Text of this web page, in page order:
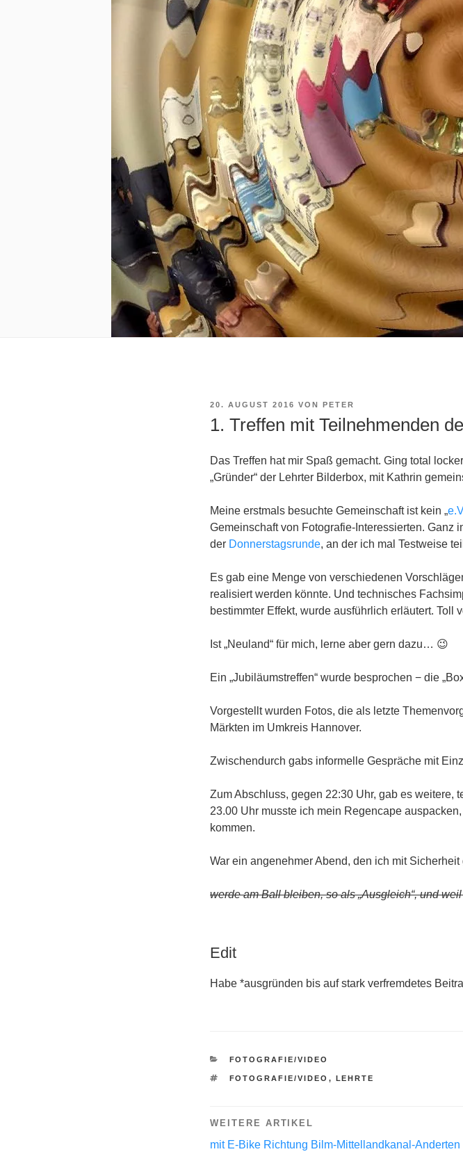
VERÖFFENTLICHT
20. AUGUST 2016 VON PETER
1. Treffen mit Teilnehmenden
Das Treffen hat mir Spaß gemacht. Ging total
„Gründer“ der Lehrter Bilderbox, mit Kathrin
Meine erstmals besuchte Gemeinschaft ist kein „
Gemeinschaft von Fotografie-Interessierten. Ganz
der Donnerstagsrunde, an der ich mal Testweise
Es gab eine Menge von verschiedenen
realisiert werden könnte. Und technisches
bestimmter Effekt, wurde ausführlich erläutert. Toll
Ist „Neuland“ für mich, lerne aber gern dazu… 😉
Ein „Jubiläumstreffen“ wurde besprochen − die
Vorgestellt wurden Fotos, die als letzte
Märkten im Umkreis Hannover.
Zwischendurch gabs informelle Gespräche mit
Zum Abschluss, gegen 22:30 Uhr, gab es weitere,
23.00 Uhr musste ich mein Regencape
kommen.
War ein angenehmer Abend, den ich mit
werde am Ball bleiben, so als „Ausgleich“, und
Edit
Habe *ausgründen bis auf stark verfremdetes
KATEGORIEN
FOTOGRAFIE/VIDEO
SCHLAGWÖRTER
FOTOGRAFIE/VIDEO , LEHRTE
WEITERE ARTIKEL
mit E-Bike Richtung Bilm-Mittellandkanal-Anderten